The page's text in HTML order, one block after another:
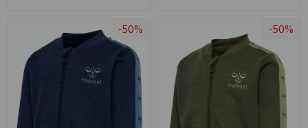
-50% -50%